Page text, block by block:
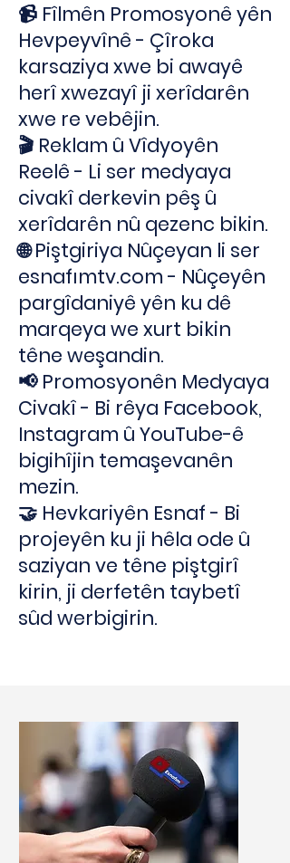
📹 Fîlmên Promosyonê yên
Hevpeyvînê - Çîroka
karsaziya xwe bi awayê
herî xwezayî ji xerîdarên
xwe re vebêjin.
🎬 Reklam û Vîdyoyên
Reelê - Li ser medyaya
civakî derkevin pêş û
xerîdarên nû qezenc bikin.
🌐 Piştgiriya Nûçeyan li ser
esnafımtv.com - Nûçeyên
pargîdaniyê yên ku dê
marqeya we xurt bikin
têne weşandin.
📢 Promosyonên Medyaya
Civakî - Bi rêya Facebook,
Instagram û YouTube-ê
bigihîjin temaşevanên
mezin.
🤝 Hevkariyên Esnaf - Bi
projeyên ku ji hêla ode û
saziyan ve têne piştgirî
kirin, ji derfetên taybetî
sûd werbigirin.